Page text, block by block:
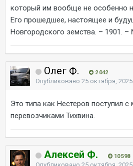
который им вообще не особенно
Его прошедшее, настоящее и
Новгородского земства. – 1901.
Олег Ф. 2 042
Опубликовано 25 октября, 2025
Это типа как Нестеров поступил
перевозчиками Тихвина.
Алексей Ф. 10 598